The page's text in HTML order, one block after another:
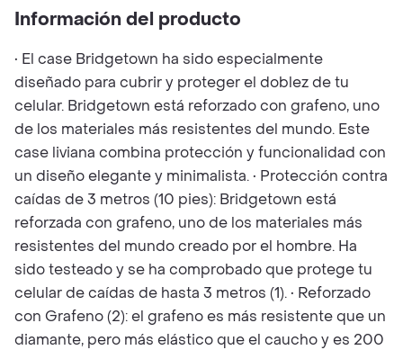
Información del producto
• El case Bridgetown ha sido especialmente
diseñado para cubrir y proteger el doblez de tu
celular. Bridgetown está reforzado con grafeno, uno
de los materiales más resistentes del mundo. Este
case liviana combina protección y funcionalidad con
un diseño elegante y minimalista. • Protección contra
caídas de 3 metros (10 pies): Bridgetown está
reforzada con grafeno, uno de los materiales más
resistentes del mundo creado por el hombre. Ha
sido testeado y se ha comprobado que protege tu
celular de caídas de hasta 3 metros (1). • Reforzado
con Grafeno (2): el grafeno es más resistente que un
diamante, pero más elástico que el caucho y es 200